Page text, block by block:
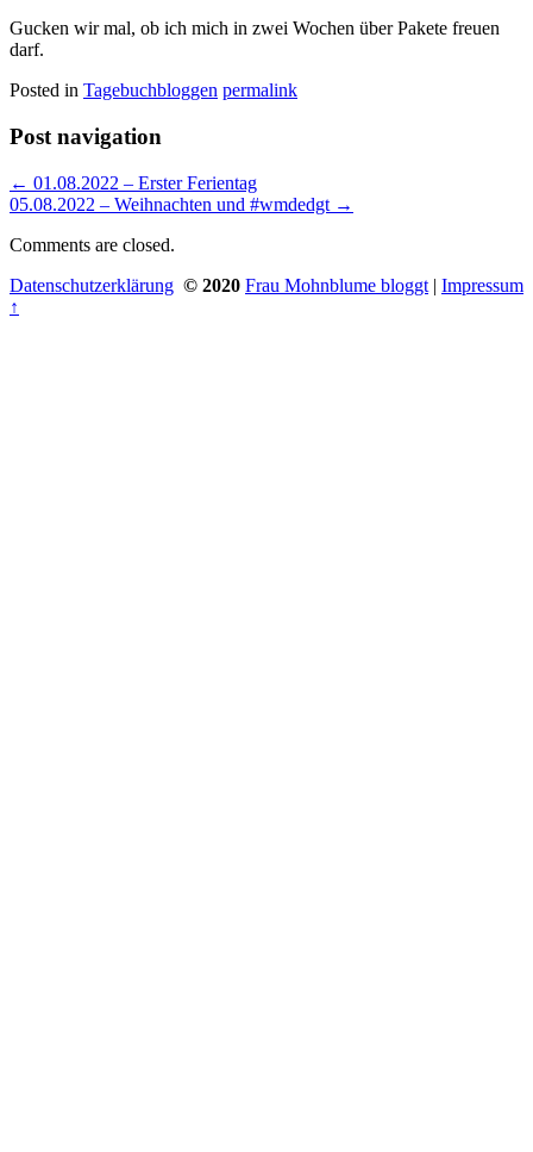
Gucken wir mal, ob ich mich in zwei Wochen über Pakete freuen
darf.
Posted in Tagebuchbloggen permalink
Post navigation
← 01.08.2022 – Erster Ferientag
05.08.2022 – Weihnachten und #wmdedgt →
Comments are closed.
© 2020 Frau Mohnblume bloggt | Impressum
Datenschutzerklärung
↑